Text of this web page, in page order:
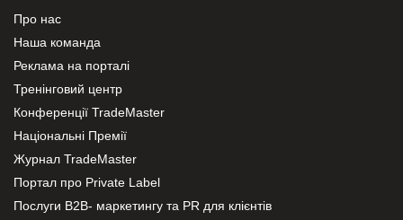
Про нас
Наша команда
Реклама на порталі
Тренінговий центр
Конференції TradeMaster
Національні Премії
Журнал TradeMaster
Портал про Private Label
Послуги В2В- маркетингу та PR для клієнтів